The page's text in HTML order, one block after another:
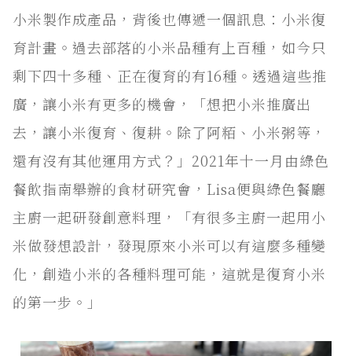
小米製作成產品，背後也傳遞一個訊息：小米復
育計畫。過去部落的小米品種有上百種，如今只
剩下四十多種、正在復育的有16種。透過這些推
廣，讓小米有更多的機會，「想把小米推廣出
去，讓小米復育、復耕。除了阿粨、小米粥等，
還有沒有其他運用方式？」2021年十一月由綠色
餐飲指南舉辦的食材研究會，Lisa便與綠色餐廳
主廚一起研發創意料理，「有很多主廚一起用小
米做發想設計，發現原來小米可以有這麼多種變
化，創造小米的各種料理可能，這就是復育小米
的第一步。」